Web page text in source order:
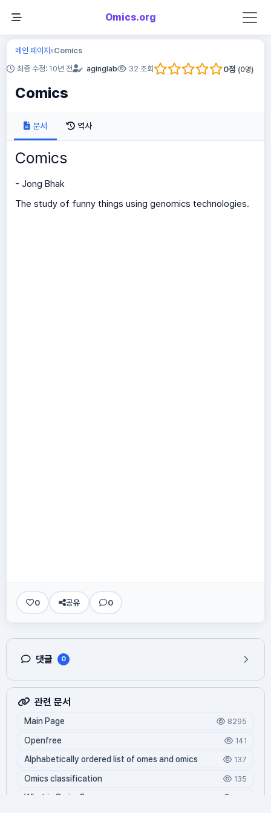
Omics.org
메인 페이지»Comics
최종 수정: 10년 전 aginglab 32 조회 0점 (0명)
Comics
문서 역사
Comics
- Jong Bhak
The study of funny things using genomics technologies.
0 공유 0
댓글 0
관련 문서
Main Page 8295
Openfree 141
Alphabetically ordered list of omes and omics 137
Omics classification 135
What is Oming?